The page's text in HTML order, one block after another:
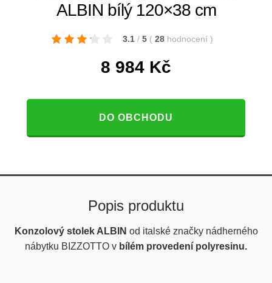
ALBIN bílý 120×38 cm
3.1 / 5 ( 28 hodnocení )
8 984 Kč
DO OBCHODU
Popis produktu
Konzolový stolek ALBIN od italské značky nádherného
nábytku BIZZOTTO v bílém provedení polyresinu.